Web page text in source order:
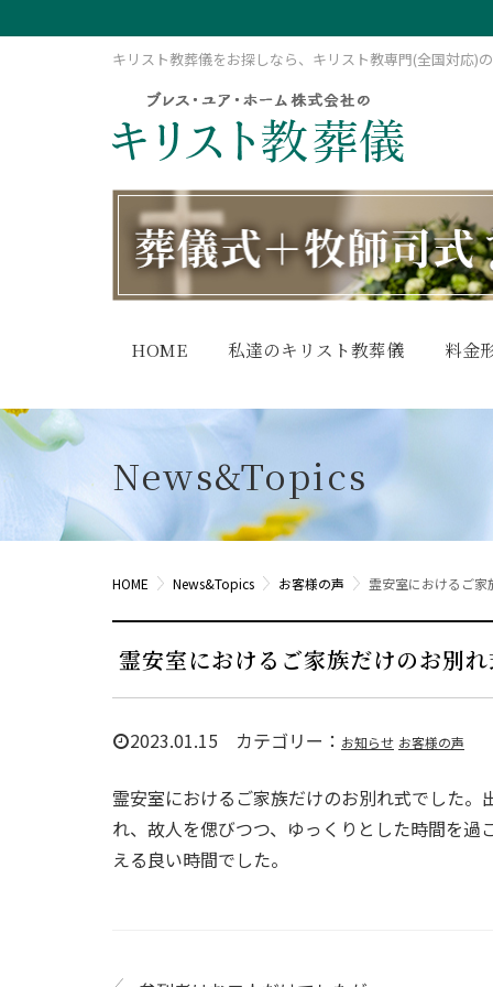
キリスト教葬儀をお探しなら、キリスト教専門(全国対応)
HOME 私達のキリスト教葬儀 料金
News&Topics
HOME News&Topics お客様の声 霊安室におけるご
霊安室におけるご家族だけのお別
2023.01.15 カテゴリー： お知らせ お客様の声
霊安室におけるご家族だけのお別れ式でした
れ、故人を偲びつつ、ゆっくりとした時間を
える良い時間でした。